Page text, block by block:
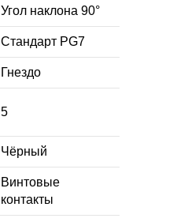
Угол наклона 90°
Стандарт PG7
Гнездо
5
Чёрный
Винтовые
контакты